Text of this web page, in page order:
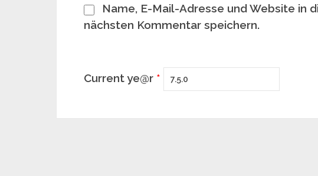
Name, E-Mail-Adresse und Website in
nächsten Kommentar speichern.
Current ye@r *